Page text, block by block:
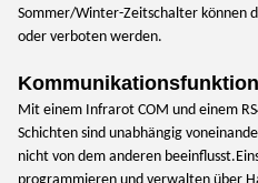
Sommer/Winter-Zeitschalter können
oder verboten werden.
Kommunikationsfunktion
Mit einem Infrarot COM und einem
Schichten sind unabhängig
nicht von dem anderen